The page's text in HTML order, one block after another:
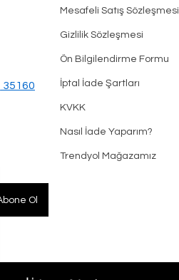
Mesafeli Satış Sözleşmesi
Gizlilik Sözleşmesi
Ön Bilgilendirme Formu
İptal İade Şartları
KVKK
Nasıl İade Yaparım?
Trendyol Mağazamız
35160
Ol